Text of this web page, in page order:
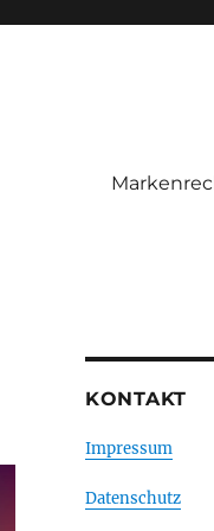
KONTAKT
Impressum
Datenschutz